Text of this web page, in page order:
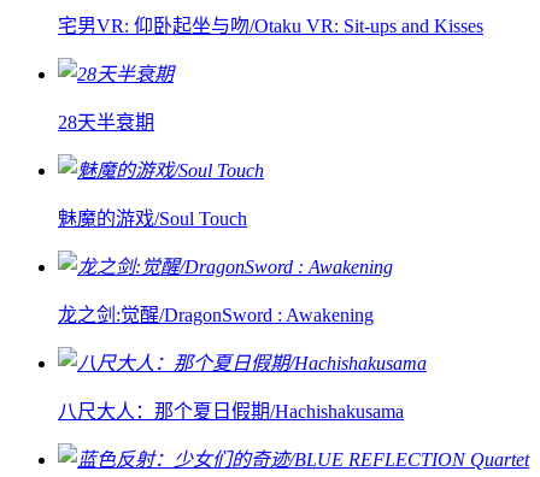
宅男VR: 仰卧起坐与吻/Otaku VR: Sit-ups and Kisses
28天半衰期
魅魔的游戏/Soul Touch
龙之剑:觉醒/DragonSword : Awakening
八尺大人：那个夏日假期/Hachishakusama